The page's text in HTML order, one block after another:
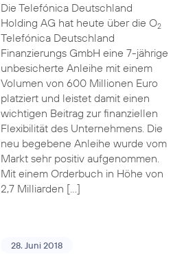
Die Telefónica Deutschland
Holding AG hat heute über die O2
Telefónica Deutschland
Finanzierungs GmbH eine 7-jährige
unbesicherte Anleihe mit einem
Volumen von 600 Millionen Euro
platziert und leistet damit einen
wichtigen Beitrag zur finanziellen
Flexibilität des Unternehmens. Die
neu begebene Anleihe wurde vom
Markt sehr positiv aufgenommen.
Mit einem Orderbuch in Höhe von
2,7 Milliarden […]
28. Juni 2018